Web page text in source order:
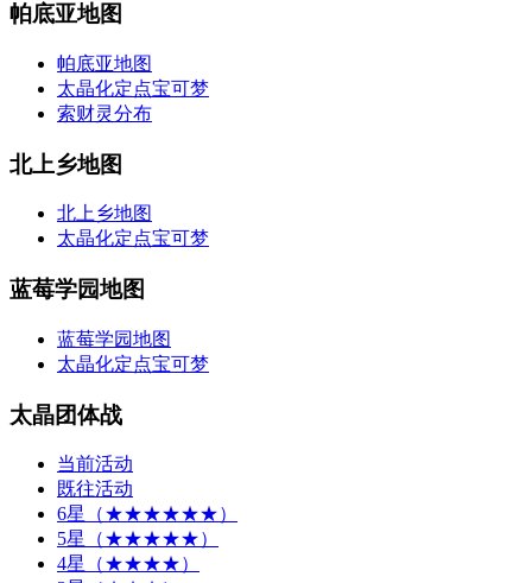
帕底亚地图
帕底亚地图
太晶化定点宝可梦
索财灵分布
北上乡地图
北上乡地图
太晶化定点宝可梦
蓝莓学园地图
蓝莓学园地图
太晶化定点宝可梦
太晶团体战
当前活动
既往活动
6星（★★★★★★）
5星（★★★★★）
4星（★★★★）